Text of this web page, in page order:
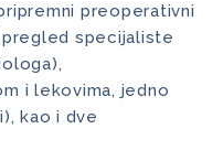
preoperativni
pregled specijaliste
i lekovima, jedno
kao i dve